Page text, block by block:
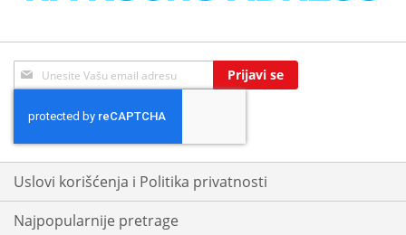
Sign
Up
Our
Newsletter:
Prijavi se
Uslovi korišćenja i Politika privatnosti
Najpopularnije pretrage